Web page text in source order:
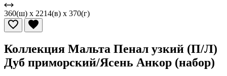
360(ш) x 2214(в) x 370(г)
Коллекция Мальта Пенал узкий (П/Л)
Дуб приморский/Ясень Анкор (набор)